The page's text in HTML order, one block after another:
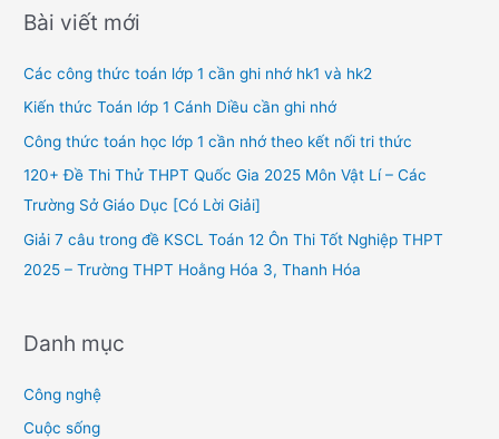
r
h
f
o
Bài viết mới
Các công thức toán lớp 1 cần ghi nhớ hk1 và hk2
Kiến thức Toán lớp 1 Cánh Diều cần ghi nhớ
Công thức toán học lớp 1 cần nhớ theo kết nối tri thức
120+ Đề Thi Thử THPT Quốc Gia 2025 Môn Vật Lí – Các
Trường Sở Giáo Dục [Có Lời Giải]
Giải 7 câu trong đề KSCL Toán 12 Ôn Thi Tốt Nghiệp THPT
2025 – Trường THPT Hoằng Hóa 3, Thanh Hóa
Danh mục
Công nghệ
Cuộc sống